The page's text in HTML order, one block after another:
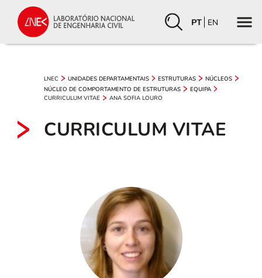
PT EN
LNEC UNIDADES DEPARTAMENTAIS ESTRUTURAS
NÚCLEOS
NÚCLEO DE COMPORTAMENTO DE ESTRUTURAS
EQUIPA
CURRICULUM VITAE
ANA SOFIA LOURO
CURRICULUM VITAE